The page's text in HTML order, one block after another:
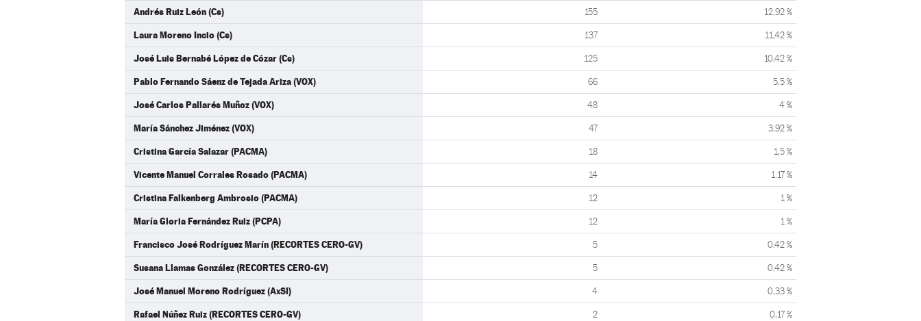
Andrés Ruiz León (Cs) 155 12,92 %
Laura Moreno Incio (Cs) 137 11,42 %
José Luis Bernabé López de Cózar (Cs) 125 10,42 %
Pablo Fernando Sáenz de Tejada Ariza (VOX) 66 5,5 %
José Carlos Pallarés Muñoz (VOX) 48 4 %
María Sánchez Jiménez (VOX) 47 3,92 %
Cristina García Salazar (PACMA) 18 1,5 %
Vicente Manuel Corrales Rosado (PACMA) 14 1,17 %
Cristina Falkenberg Ambrosio (PACMA) 12 1 %
María Gloria Fernández Ruiz (PCPA) 12 1 %
Francisco José Rodríguez Marín (RECORTES CERO-GV) 5 0,42 %
Susana Llamas González (RECORTES CERO-GV) 5 0,42 %
José Manuel Moreno Rodríguez (AxSI) 4 0,33 %
Rafael Núñez Ruiz (RECORTES CERO-GV) 2 0,17 %